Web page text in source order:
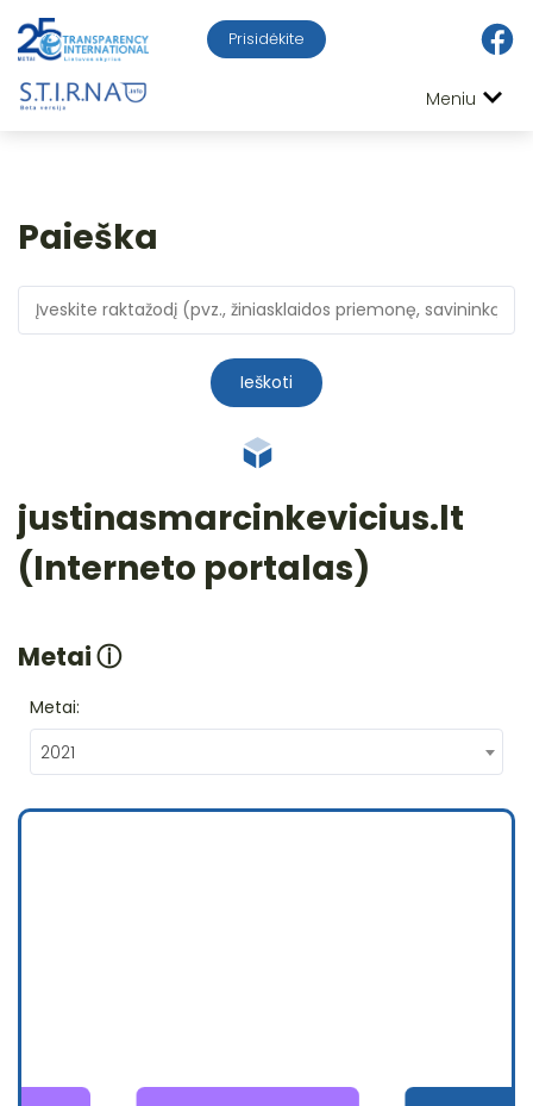
Prisidėkite
Meniu
Paieška
Ieškoti
justinasmarcinkevicius.lt
(Interneto portalas)
Metaiⓘ
Metai:
2021